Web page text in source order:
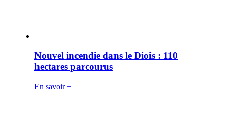
Nouvel incendie dans le Diois : 110
hectares parcourus
En savoir +